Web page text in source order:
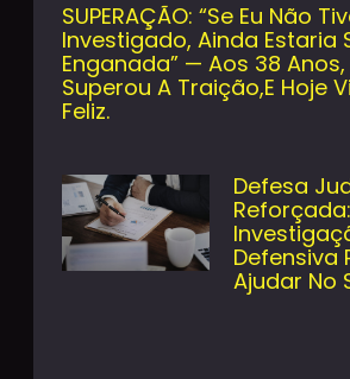
SUPERAÇÃO: “Se Eu Não
Investigado, Ainda Estaria
Enganada” — Aos 38 Anos,
Superou A Traição,e Hoje
Feliz.
Defesa
Defensiva
Ajudar No